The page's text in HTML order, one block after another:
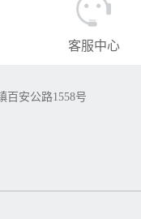
客服中心
百安公路1558号